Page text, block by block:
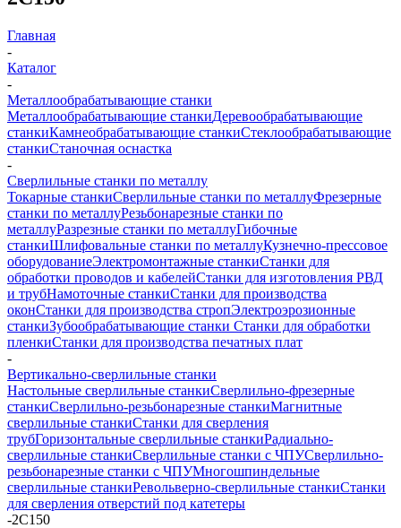
Главная
-
Каталог
-
Металлообрабатывающие станки
Металлообрабатывающие станкиДеревообрабатывающие
станкиКамнеобрабатывающие станкиСтеклообрабатывающие
станкиСтаночная оснастка
-
Сверлильные станки по металлу
Токарные станкиСверлильные станки по металлуФрезерные
станки по металлуРезьбонарезные станки по
металлуРазрезные станки по металлуГибочные
станкиШлифовальные станки по металлуКузнечно-прессовое
оборудованиеЭлектромонтажные станкиСтанки для
обработки проводов и кабелейСтанки для изготовления РВД
и трубНамоточные станкиСтанки для производства
оконСтанки для производства стропЭлектроэрозионные
станкиЗубообрабатывающие станки Станки для обработки
пленкиСтанки для производства печатных плат
-
Вертикально-сверлильные станки
Настольные сверлильные станкиСверлильно-фрезерные
станкиСверлильно-резьбонарезные станкиМагнитные
сверлильные станкиСтанки для сверления
трубГоризонтальные сверлильные станкиРадиально-
сверлильные станкиСверлильные станки с ЧПУСверлильно-
резьбонарезные станки с ЧПУМногошпиндельные
сверлильные станкиРевольверно-сверлильные станкиСтанки
для сверления отверстий под катетеры
-2С150